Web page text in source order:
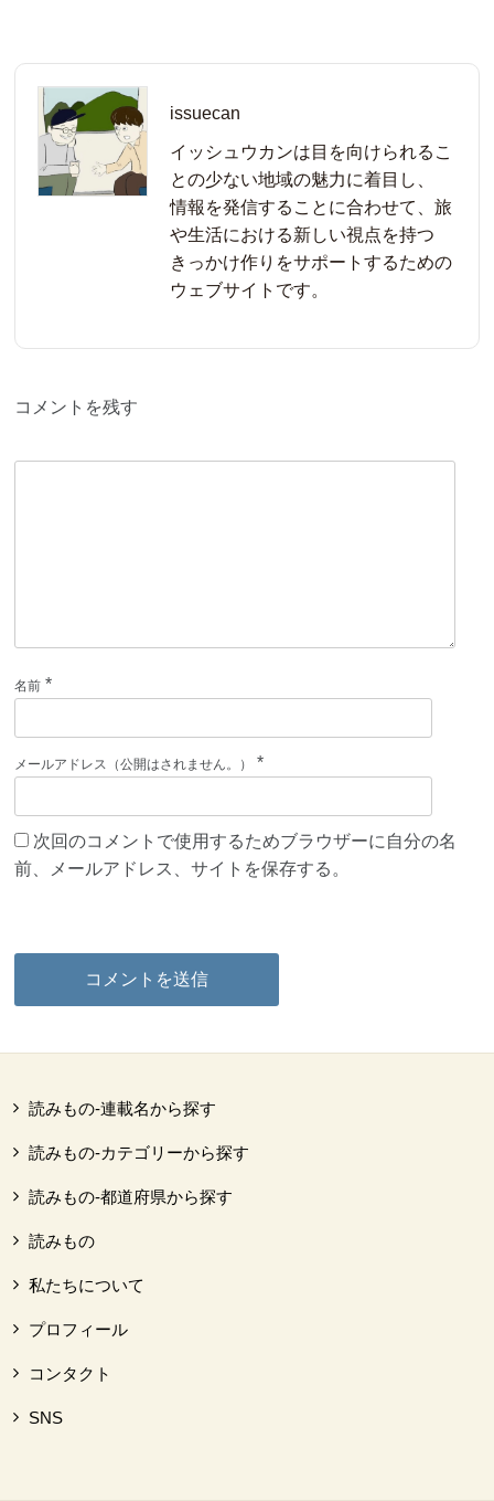
issuecan
イッシュウカンは目を向けられるこ
との少ない地域の魅力に着目し、
情報を発信することに合わせて、旅
や生活における新しい視点を持つ
きっかけ作りをサポートするための
ウェブサイトです。
コメントを残す
名前 *
メールアドレス（公開はされません。） *
次回のコメントで使用するためブラウザーに自分の名
前、メールアドレス、サイトを保存する。
読みもの-連載名から探す
読みもの-カテゴリーから探す
読みもの-都道府県から探す
読みもの
私たちについて
プロフィール
コンタクト
SNS